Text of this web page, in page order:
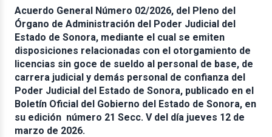
Acuerdo General Número 02/2026, del Pleno del
Órgano de Administración del Poder Judicial del
Estado de Sonora, mediante el cual se emiten
disposiciones relacionadas con el otorgamiento de
licencias sin goce de sueldo al personal de base, de
carrera judicial y demás personal de confianza del
Poder Judicial del Estado de Sonora, publicado en el
Boletín Oficial del Gobierno del Estado de Sonora, en
su edición número 21 Secc. V del día jueves 12 de
marzo de 2026.